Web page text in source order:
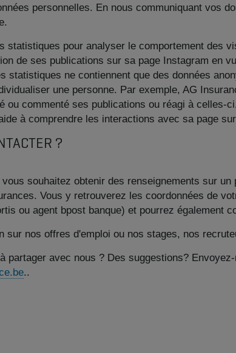
personnelles. En nous communiquant vos
statistiques pour analyser le comportement des
de ses publications sur sa page Instagram en
statistiques ne contiennent que des données
une personne. Par exemple, AG
ou commenté ses publications ou réagi à celles-
à comprendre les interactions avec sa page
?
souhaitez obtenir des renseignements sur
Vous y retrouverez les coordonnées de
ou agent bpost banque) et pourrez également
sur nos offres d'emploi ou nos stages, nos
partager avec nous ? Des suggestions?
..